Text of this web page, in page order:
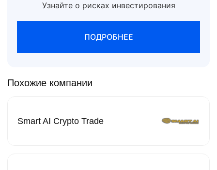
Узнайте о рисках инвестирования
ПОДРОБНЕЕ
Похожие компании
Smart AI Crypto Trade